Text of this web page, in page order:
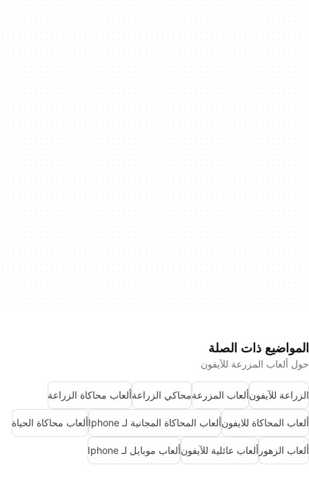
المواضيع ذات الصلة
حول ألعاب المزرعة للآيفون
الزراعة للآيفونألعاب المزرعةمحاكي الزراعةألعاب محاكاة الزراعة
ألعاب المحاكاة للايفونألعاب المحاكاة المجانية لـ Iphone ألعاب محاكاة الحياة
ألعاب الزهور ألعاب عائلية للآيفونألعاب موبايل لـ Iphone